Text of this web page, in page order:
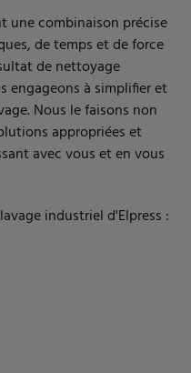
une combinaison précise
de temps et de force
de nettoyage
engageons à simplifier et
Nous le faisons non
appropriées et
avec vous et en vous
industriel d'Elpress :